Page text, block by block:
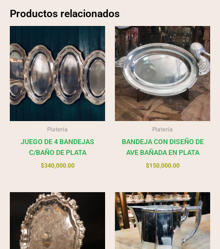
Productos relacionados
Platería
JUEGO DE 4 BANDEJAS
C/BAÑO DE PLATA
$340,000.00
Platería
BANDEJA CON DISEÑO DE
AVE BAÑADA EN PLATA
$150,000.00